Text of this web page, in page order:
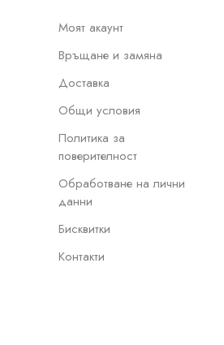
Моят акаунт
Връщане и замяна
Доставка
Общи условия
Политика за
поверителност
Обработване на лични
данни
Бисквитки
Контакти